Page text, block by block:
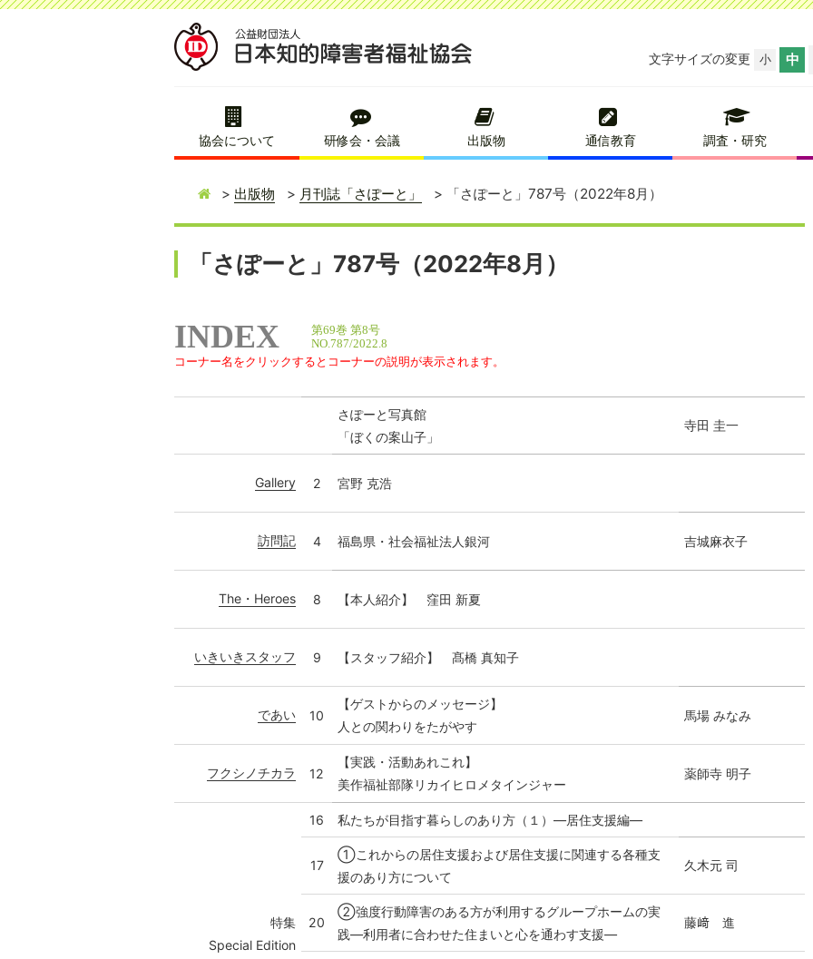
文字サイズの変更 小 中
協会について 研修会・会議 出版物 通信教育 調査・研究
出版物 月刊誌「さぽーと」 「さぽーと」787号（2022年8月）
「さぽーと」787号（2022年8月）
INDEX
第69巻 第8号
NO.787/2022.8
コーナー名をクリックするとコーナーの説明が表示されます。
さぽーと写真館
「ぼくの案山子」
寺田 圭一
Gallery 2 宮野 克浩
訪問記 4 福島県・社会福祉法人銀河 吉城麻衣子
The・Heroes 8 【本人紹介】 窪田 新夏
いきいきスタッフ 9 【スタッフ紹介】 髙橋 真知子
であい 10
【ゲストからのメッセージ】
人との関わりをたがやす
馬場 みなみ
フクシノチカラ 12
【実践・活動あれこれ】
美作福祉部隊リカイヒロメタインジャー
薬師寺 明子
特集
Special Edition
16 私たちが目指す暮らしのあり方（１）―居住支援編―
17
①これからの居住支援および居住支援に関連する各種支
援のあり方について
久木元 司
20
②強度行動障害のある方が利用するグループホームの実
践―利用者に合わせた住まいと心を通わす支援―
藤﨑 進